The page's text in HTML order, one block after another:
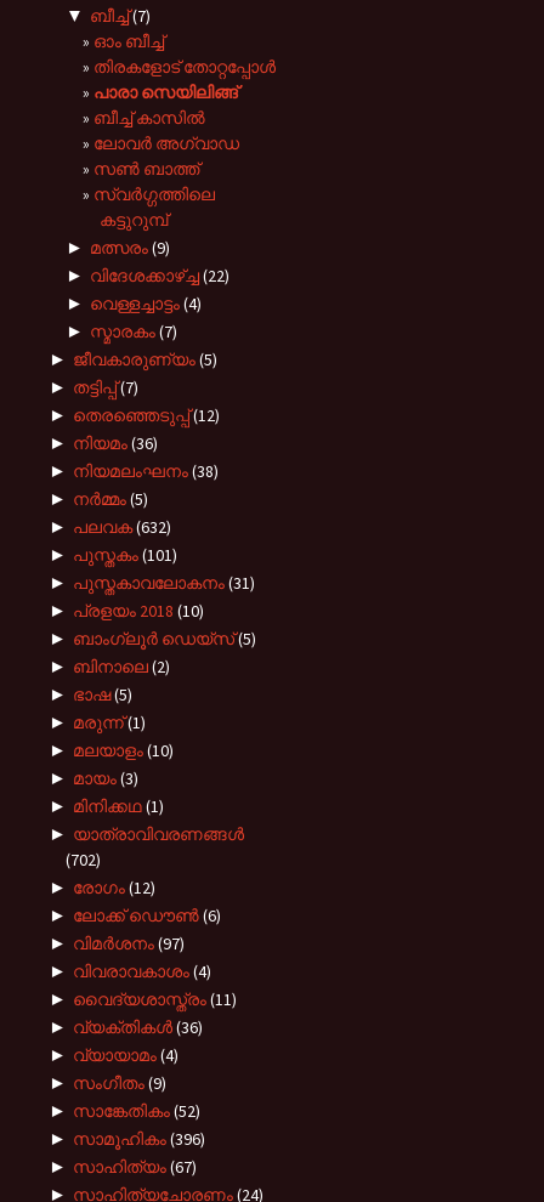
▼ ബീച്ച്(7)
ഓം ബീച്ച്
തിരകളോട് തോറ്റപ്പോള്‍
പാരാ സെയിലിങ്ങ്
ബീച്ച് കാസില്‍
ലോവർ അഗ്വാഡ
സണ്‍ ബാത്ത്
സ്വര്‍ഗ്ഗത്തിലെ
കട്ടുറുമ്പ്
► മത്സരം(9)
► വിദേശക്കാഴ്ച്ച(22)
► വെള്ളച്ചാട്ടം(4)
► സ്മാരകം(7)
► ജീവകാരുണ്യം(5)
► തട്ടിപ്പ്(7)
► തെരഞ്ഞെടുപ്പ്(12)
► നിയമം(36)
► നിയമലംഘനം(38)
► നർമ്മം(5)
► പലവക(632)
► പുസ്തകം(101)
► പുസ്തകാവലോകനം(31)
► പ്രളയം 2018 (10)
► ബാംഗ്ലൂർ ഡെയ്സ്(5)
► ബിനാലെ(2)
► ഭാഷ(5)
► മരുന്ന്(1)
► മലയാളം(10)
► മായം(3)
► മിനിക്കഥ(1)
► യാത്രാവിവരണങ്ങൾ
(702)
► രോഗം(12)
► ലോക്ക് ഡൌൺ(6)
► വിമർശനം(97)
► വിവരാവകാശം(4)
► വൈദ്യശാസ്ത്രം(11)
► വ്യക്തികൾ(36)
► വ്യായാമം(4)
► സംഗീതം(9)
► സാങ്കേതികം(52)
► സാമൂഹികം(396)
► സാഹിത്യം(67)
► സാഹിത്യചോരണം(24)